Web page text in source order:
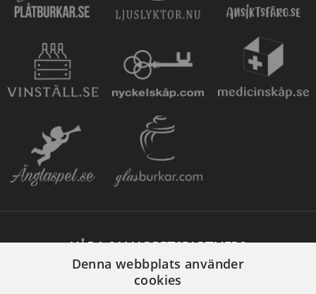
VÅRA SAMARBETSPARTNERS
Denna webbplats använder
cookies